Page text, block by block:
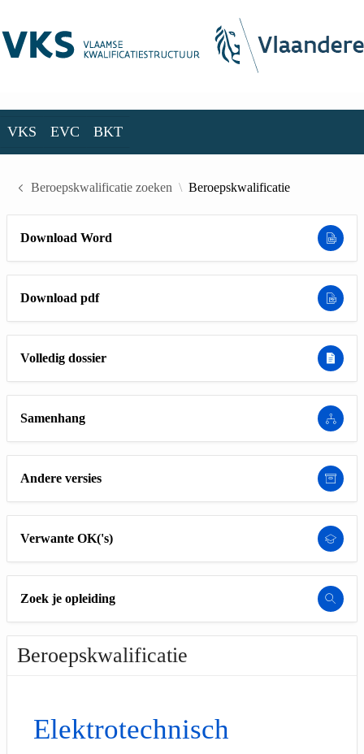
VKS EVC BKT
Beroepskwalificatie zoeken Beroepskwalificatie
Download Word
Download pdf
Volledig dossier
Samenhang
Andere versies
Verwante OK('s)
Zoek je opleiding
Beroepskwalificatie
Elektrotechnisch